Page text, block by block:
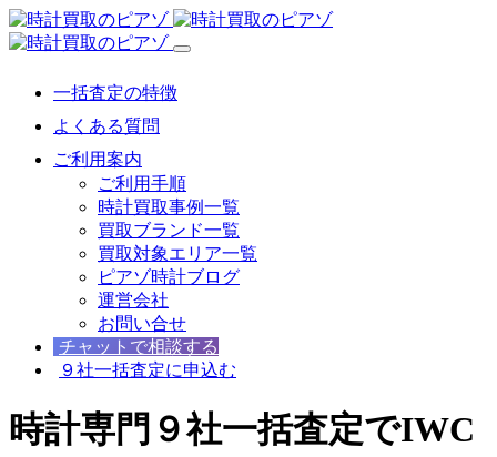
一括査定の特徴
よくある質問
ご利用案内
ご利用手順
時計買取事例一覧
買取ブランド一覧
買取対象エリア一覧
ピアゾ時計ブログ
運営会社
お問い合せ
チャットで相談する
９社一括査定に申込む
時計専門９社一括査定でIWC